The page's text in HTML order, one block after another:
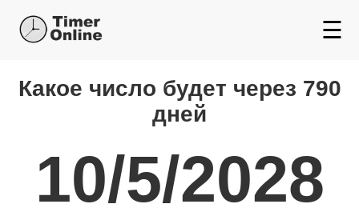
☰
Какой день будет через
Какое число будет через 790
дней
10/5/2028